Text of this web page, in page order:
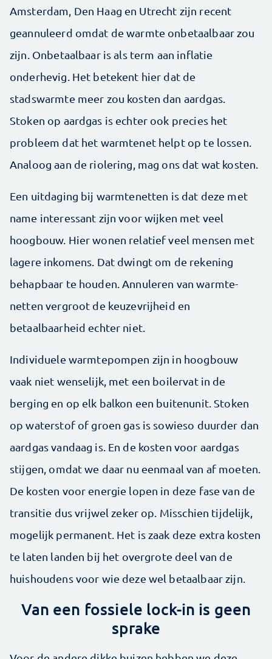
Amsterdam, Den Haag en Utrecht zijn recent
geannuleerd omdat de warmte onbetaalbaar zou
zijn. Onbetaalbaar is als term aan inflatie
onderhevig. Het betekent hier dat de
stadswarmte meer zou kosten dan aardgas.
Stoken op aardgas is echter ook precies het
probleem dat het warmtenet helpt op te lossen.
Analoog aan de riolering, mag ons dat wat kosten.
Een uitdaging bij warmtenetten is dat deze met
name interessant zijn voor wijken met veel
hoogbouw. Hier wonen relatief veel mensen met
lagere inkomens. Dat dwingt om de rekening
behapbaar te houden. Annuleren van warmte­
netten vergroot de keuzevrijheid en
betaalbaarheid echter niet.
Individuele warmtepompen zijn in hoogbouw
vaak niet wenselijk, met een boilervat in de
berging en op elk balkon een buitenunit. Stoken
op waterstof of groen gas is sowieso duurder dan
aardgas vandaag is. En de kosten voor aardgas
stijgen, omdat we daar nu eenmaal van af moeten.
De kosten voor energie lopen in deze fase van de
transitie dus vrijwel zeker op. Misschien tijdelijk,
mogelijk permanent. Het is zaak deze extra kosten
te laten landen bij het overgrote deel van de
huishoudens voor wie deze wel betaalbaar zijn.
Van een fossiele lock-in is geen
sprake